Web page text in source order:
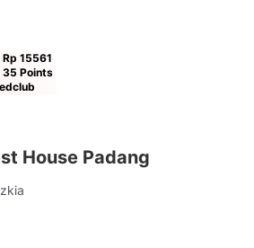
15561
35 Points
House Padang